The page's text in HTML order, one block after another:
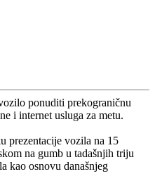
ponuditi prekograničnu
i internet usluga za metu.
prezentacije vozila na 15
na gumb u tadašnjih triju
kao osnovu današnjeg